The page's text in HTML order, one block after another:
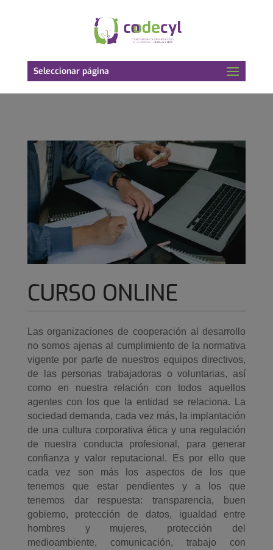
Seleccionar página
CURSO ONLINE
Las organizaciones de cooperación al desarrollo
no somos ajenas al cumplimiento de la normativa
vigente por parte de nuestros equipos directivos,
de las personas trabajadoras o voluntarias, así
como en nuestra relación con todos aquellos
agentes con los que la entidad se relaciona. La
sociedad demanda, cada vez más, la implantación
de una cultura corporativa ética y una regulación
de nuestra conducta profesional, para generar
confianza y valor reputacional. Es por ello que
cada vez son más los aspectos de los que
tenemos que estar pendientes y a los que
tenemos dar respuesta: transparencia, buen
gobierno, protección de datos, igualdad entre
hombres y mujeres, protección del
medioambiente, comunicación, trabajo con